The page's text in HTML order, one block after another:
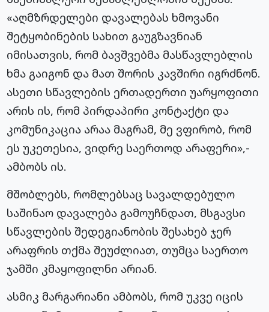
«აღმზრდელები დავალებას ხმოვანი
შეტყობინების სახით გაუგზავნიან
იმისათვის, რომ ბავშვებმა მასწავლებლის
ხმა გაიგონ და მათ შორის კავშირი იგრძნონ.
ასეთი სწავლების ერთადერთი უარყოფითი
არის ის, რომ პირდაპირი კონტაქტი და
კომუნიკაცია არაა მაგრამ, მე ვფირობ, რომ
ეს უკეთესია, ვიდრე საერთოდ არაფერი»,-
ამბობს ის.
მშობლებს, რომლებსაც სავალდებულო
საშინაო დავალება გამოუჩნდათ, მსგავსი
სწავლების შედეგიანობის შესახებ ჯერ
არაფრის თქმა შეუძლიათ, თუმცა საერთო
ჯამში კმაყოფილნი არიან.
ასმიკ მარგარიანი ამბობს, რომ უკვე იცის